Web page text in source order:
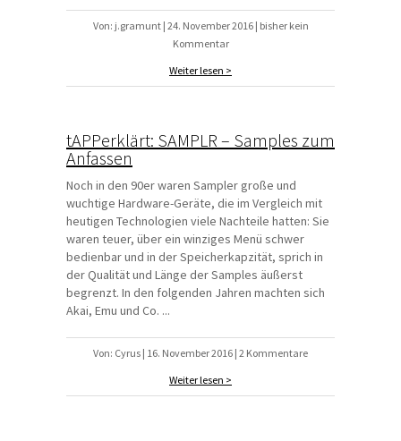
Von: j.gramunt | 24. November 2016 | bisher kein
Kommentar
Weiter lesen >
tAPPerklärt: SAMPLR – Samples zum
Anfassen
Noch in den 90er waren Sampler große und
wuchtige Hardware-Geräte, die im Vergleich mit
heutigen Technologien viele Nachteile hatten: Sie
waren teuer, über ein winziges Menü schwer
bedienbar und in der Speicherkapzität, sprich in
der Qualität und Länge der Samples äußerst
begrenzt. In den folgenden Jahren machten sich
Akai, Emu und Co. ...
Von: Cyrus | 16. November 2016 | 2 Kommentare
Weiter lesen >